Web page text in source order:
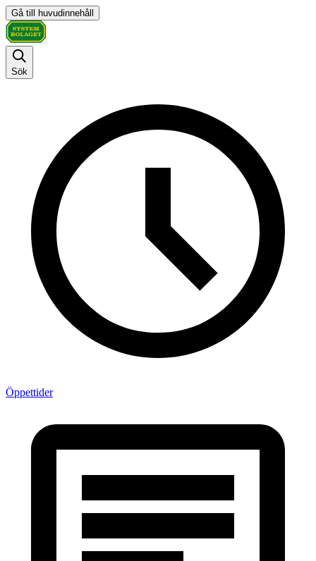
Gå till huvudinnehåll
Sök
Öppettider